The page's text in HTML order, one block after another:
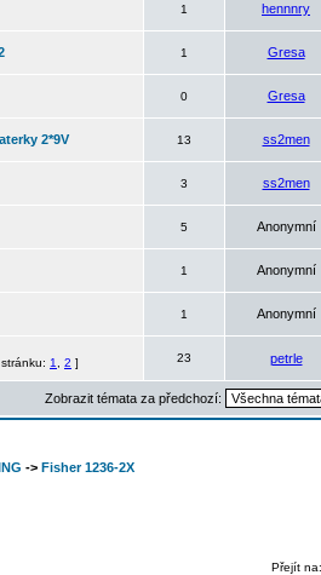
1 hennnry
1 Gresa
0 Gresa
2*9V 13 ss2men
3 ss2men
5 Anonymní
1 Anonymní
1 Anonymní
1 2 ] 23 petrle
Zobrazit témata za předchozí:
-> Fisher 1236-2X
Přejít na: